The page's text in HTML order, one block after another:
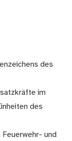
des
im
des
Feuerwehr- und